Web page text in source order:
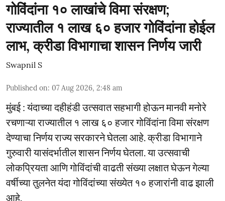
गोविंदांना १० लाखांचे विमा संरक्षण;
राज्यातील १ लाख ६० हजार गोविंदांना होईल
लाभ, क्रीडा विभागाचा शासन निर्णय जारी
Swapnil S
Published on: 07 Aug 2026, 2:48 am
मुंबई : यंदाच्या दहीहंडी उत्सवात सहभागी होऊन मानवी मनोरे
रचणाऱ्या राज्यातील १ लाख ६० हजार गोविंदांना विमा संरक्षण
देण्याचा निर्णय राज्य सरकारने घेतला आहे. क्रीडा विभागाने
गुरुवारी यासंदर्भातील शासन निर्णय घेतला. या उत्सवाची
लोकप्रियता आणि गोविंदांची वाढती संख्या लक्षात घेऊन गेल्या
वर्षीच्या तुलनेत यंदा गोविंदांच्या संख्येत १० हजारांनी वाढ झाली
आहे.